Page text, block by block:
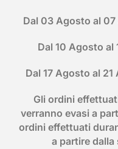
Dal 03 Agosto al
Dal 10 Agosto al
Dal 17 Agosto al
Gli ordini
verranno evasi a
ordini effettuati
a partire